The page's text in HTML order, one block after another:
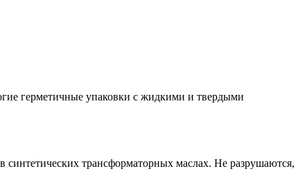
герметичные упаковки с жидкими и твердыми
трансформаторных маслах. Не разрушаются,